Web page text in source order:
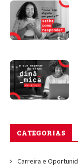
CATEGORIAS
Carreira e